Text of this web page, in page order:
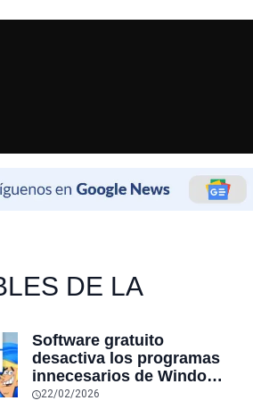
DE LA
Software gratuito
desactiva los programas
innecesarios de Windows
11 y optimiza el PC,
22/02/2026